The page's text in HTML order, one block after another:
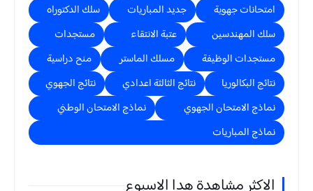
امتحانات جهوية
جديد المباريات
سلك الدكتوراه
سلك المهندسين
عتبة الانتقاء
مستجدات
مستجدات الوظيفة
مسلك الماستر
منح دراسية
نتائج البكالوريا
نتائج الثالثة اعدادي
نتائج الجهوي
نماذج الامتحان الجهوي
نماذج الامتحان الوطني
نماذج المباريات